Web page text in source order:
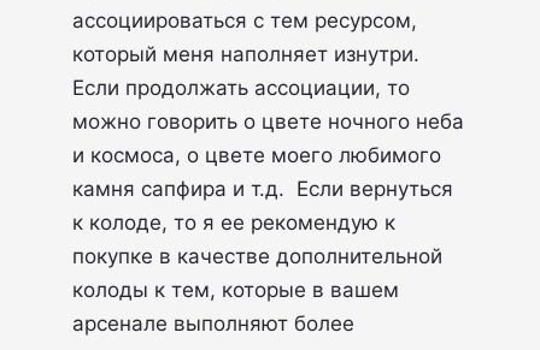
ассоциироваться с тем ресурсом,
который меня наполняет изнутри.
Если продолжать ассоциации, то
можно говорить о цвете ночного неба
и космоса, о цвете моего любимого
камня сапфира и т.д. Если вернуться
к колоде, то я ее рекомендую к
покупке в качестве дополнительной
колоды к тем, которые в вашем
арсенале выполняют более